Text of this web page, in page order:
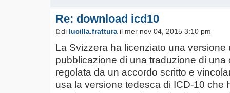
Re: download icd10
di lucilla.frattura il mer nov 04, 2015 3:10 pm
La Svizzera ha licenziato una versione
pubblicazione di una traduzione di una
regolata da un accordo scritto e
usa la versione tedesca di ICD-10 che